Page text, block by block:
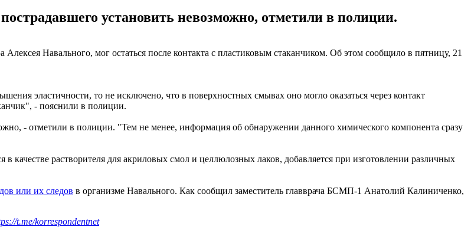
установить невозможно, отметили в полиции.
Навального, мог остаться после контакта с пластиковым стаканчиком. Об этом сообщило в пятницу, 21
эластичности, то не исключено, что в поверхностных смывах оно могло оказаться через контакт
- пояснили в полиции.
- отметили в полиции. "Тем не менее, информация об обнаружении данного химического компонента сразу
качестве растворителя для акриловых смол и целлюлозных лаков, добавляется при изготовлении различных
или их следов в организме Навального. Как сообщил заместитель главврача БСМП-1 Анатолий Калиниченко,
t.me/korrespondentnet